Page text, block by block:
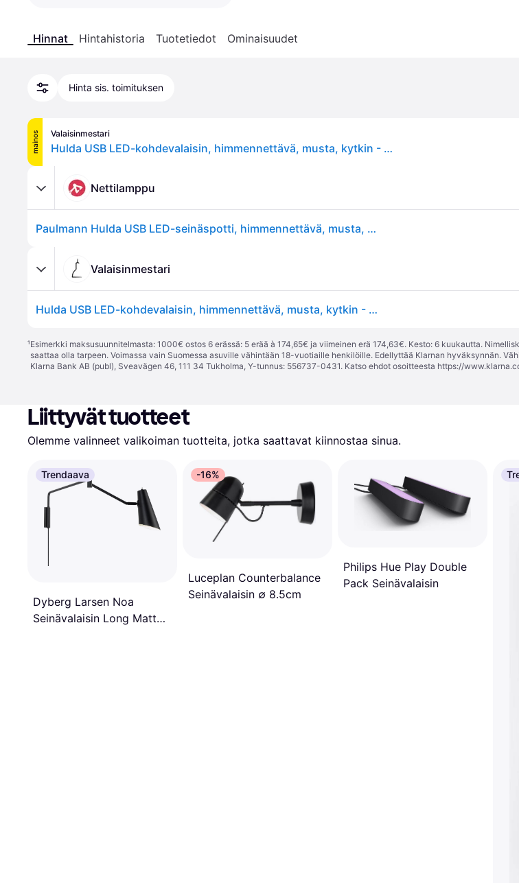
Hinnat Hintahistoria Tuotetiedot Ominaisuudet
Hinta sis. toimituksen
mainos Valaisinmestari
Hulda USB LED-kohdevalaisin, himmennettävä, musta, kytkin - Paulmann - Makuuhuone - Moderni - Metalli - Yksilamppuinen
Nettilamppu
Paulmann Hulda USB LED-seinäspotti, himmennettävä, musta, kytkin
Valaisinmestari
Hulda USB LED-kohdevalaisin, himmennettävä, musta, kytkin - Paulmann - Makuuhuone - Moderni - Metalli - Yksilamppuinen
¹Esimerkki maksusuunnitelmasta: 1000€ ostos 6 erässä: 5 erää à 174,65€ ja viimeinen erä 174,63€. Kesto: 6 kuukautta.
saattaa olla tarpeen. Voimassa vain Suomessa asuville vähintään 18-vuotiaille henkilöille. Edellyttää Klarnan hyväksynnän.
Klarna Bank AB (publ), Sveavägen 46, 111 34 Tukholma, Y-tunnus: 556737-0431. Katso ehdot osoitteesta https://
Liittyvät tuotteet
Olemme valinneet valikoiman tuotteita, jotka saattavat kiinnostaa sinua.
Trendaava
Dyberg Larsen Noa
Seinävalaisin Long Matt
-16%
Luceplan Counterbalance
Seinävalaisin ∅ 8.5cm
Philips Hue Play Double
Pack Seinävalaisin